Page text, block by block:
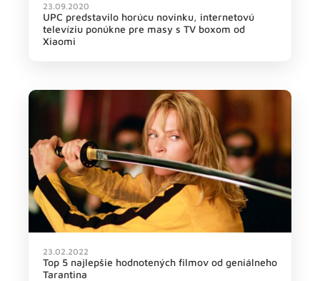
23.09.2020
UPC predstavilo horúcu novinku, internetovú
televíziu ponúkne pre masy s TV boxom od
Xiaomi
23.02.2022
Top 5 najlepšie hodnotených filmov od geniálneho
Tarantina